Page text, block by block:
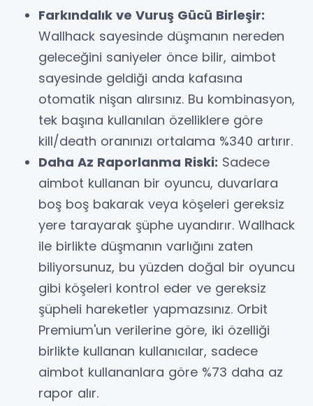
Farkındalık ve Vuruş Gücü Birleşir:
Wallhack sayesinde düşmanın nereden
geleceğini saniyeler önce bilir, aimbot
sayesinde geldiği anda kafasına
otomatik nişan alırsınız. Bu kombinasyon,
tek başına kullanılan özelliklere göre
kill/death oranınızı ortalama %340 artırır.
Daha Az Raporlanma Riski: Sadece
aimbot kullanan bir oyuncu, duvarlara
boş boş bakarak veya köşeleri gereksiz
yere tarayarak şüphe uyandırır. Wallhack
ile birlikte düşmanın varlığını zaten
biliyorsunuz, bu yüzden doğal bir oyuncu
gibi köşeleri kontrol eder ve gereksiz
şüpheli hareketler yapmazsınız. Orbit
Premium'un verilerine göre, iki özelliği
birlikte kullanan kullanıcılar, sadece
aimbot kullananlara göre %73 daha az
rapor alır.